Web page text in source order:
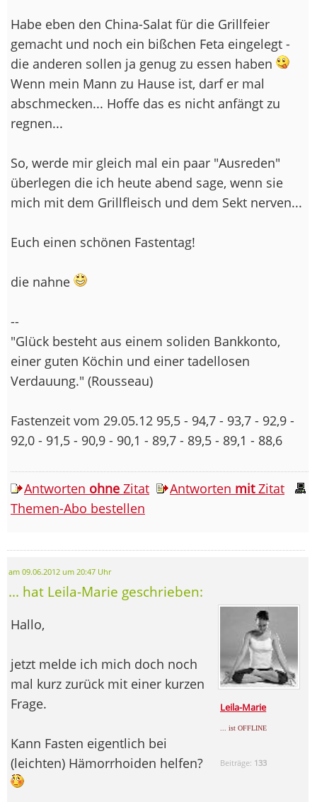
Habe eben den China-Salat für die Grillfeier
gemacht und noch ein bißchen Feta eingelegt -
die anderen sollen ja genug zu essen haben
Wenn mein Mann zu Hause ist, darf er mal
abschmecken... Hoffe das es nicht anfängt zu
regnen...
So, werde mir gleich mal ein paar "Ausreden"
überlegen die ich heute abend sage, wenn sie
mich mit dem Grillfleisch und dem Sekt nerven...
Euch einen schönen Fastentag!
die nahne
--
"Glück besteht aus einem soliden Bankkonto,
einer guten Köchin und einer tadellosen
Verdauung." (Rousseau)
Fastenzeit vom 29.05.12 95,5 - 94,7 - 93,7 - 92,9 -
92,0 - 91,5 - 90,9 - 90,1 - 89,7 - 89,5 - 89,1 - 88,6
Antworten ohne Zitat Antworten mitZitat
Themen-Abo bestellen
am 09.06.2012 um 20:47 Uhr
... hat Leila-Marie geschrieben:
Leila-Marie
... ist OFFLINE
Beiträge: 133
Hallo,
jetzt melde ich mich doch noch
mal kurz zurück mit einer kurzen
Frage.
Kann Fasten eigentlich bei
(leichten) Hämorrhoiden helfen?